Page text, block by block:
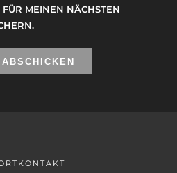
MEINEN NÄCHSTEN